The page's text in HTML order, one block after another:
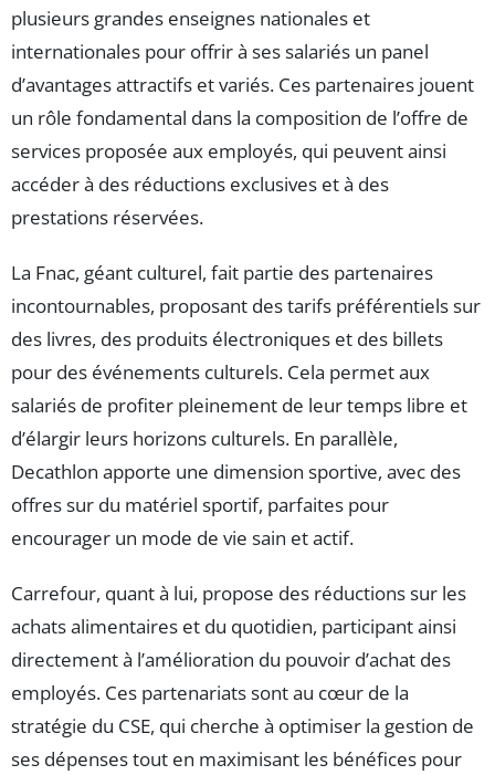
plusieurs grandes enseignes nationales et
internationales pour offrir à ses salariés un panel
d’avantages attractifs et variés. Ces partenaires jouent
un rôle fondamental dans la composition de l’offre de
services proposée aux employés, qui peuvent ainsi
accéder à des réductions exclusives et à des
prestations réservées.
La Fnac, géant culturel, fait partie des partenaires
incontournables, proposant des tarifs préférentiels sur
des livres, des produits électroniques et des billets
pour des événements culturels. Cela permet aux
salariés de profiter pleinement de leur temps libre et
d’élargir leurs horizons culturels. En parallèle,
Decathlon apporte une dimension sportive, avec des
offres sur du matériel sportif, parfaites pour
encourager un mode de vie sain et actif.
Carrefour, quant à lui, propose des réductions sur les
achats alimentaires et du quotidien, participant ainsi
directement à l’amélioration du pouvoir d’achat des
employés. Ces partenariats sont au cœur de la
stratégie du CSE, qui cherche à optimiser la gestion de
ses dépenses tout en maximisant les bénéfices pour